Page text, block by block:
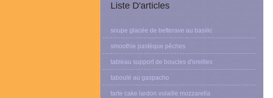
Liste D'articles
soupe glacée de betterave au basilic
smoothie pastèque pêches
tableau support de boucles d'oreilles
taboulé au gaspacho
tarte cake lardon volaille mozzarella